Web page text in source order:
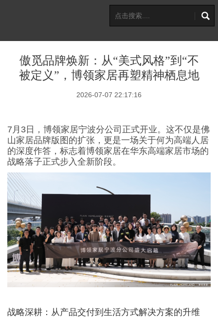
傲觅品牌焕新：从“美式风格”到“不
被定义”，博领家居再塑精神栖息地
2026-07-07 22:17:16
7月3日，博领家居宁波分公司正式开业。这不仅是佛
山家居品牌版图的扩张，更是一场关于何为高端人居
的深度作答，标志着博领家居在华东高端家居市场的
战略落子正式步入全新阶段。
战略深耕：从产品交付到生活方式解决方案的升维